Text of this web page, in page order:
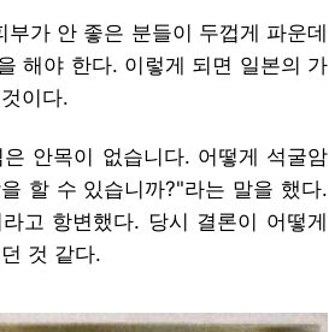
가 안 좋은 분들이 두껍게 파운데
해야 한다. 이렇게 되면 일본의 가
이다.
안목이 없습니다. 어떻게 석굴암
할 수 있습니까?"라는 말을 했다.
고 항변했다. 당시 결론이 어떻게
것 같다.